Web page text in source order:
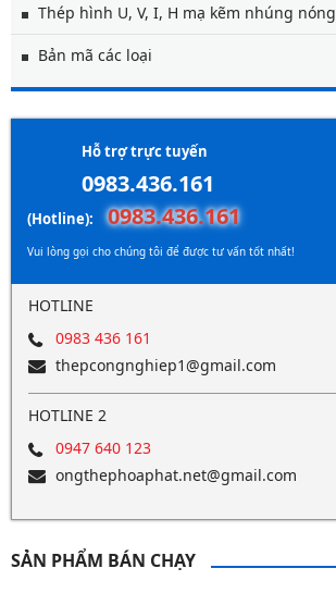
Thép hình U, V, I, H mạ kẽm nhúng nóng
Bản mã các loại
Hỗ trợ trực tuyến
0983.436.161
(Hotline): 0983.436.161
Vui lòng gọi cho chúng tôi để được tư vấn tốt nhất!
HOTLINE
0983 436 161
thepcongnghiep1@gmail.com
HOTLINE 2
0947 640 123
ongthephoaphat.net@gmail.com
SẢN PHẨM BÁN CHẠY